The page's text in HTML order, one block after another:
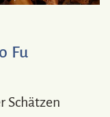
Fu
Schätzen